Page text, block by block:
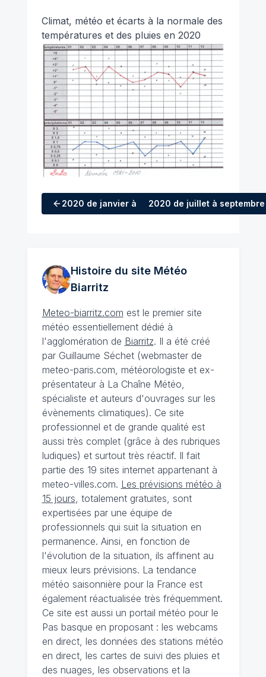
Climat, météo et écarts à la normale des
températures et des pluies en 2020
2020 de janvier à mars2020 de juillet à septembre
Histoire du site Météo
Biarritz
Meteo-biarritz.com est le premier site
météo essentiellement dédié à
l'agglomération de Biarritz. Il a été créé
par Guillaume Séchet (webmaster de
meteo-paris.com, météorologiste et ex-
présentateur à La Chaîne Météo,
spécialiste et auteurs d'ouvrages sur les
évènements climatiques). Ce site
professionnel et de grande qualité est
aussi très complet (grâce à des rubriques
ludiques) et surtout très réactif. Il fait
partie des 19 sites internet appartenant à
meteo-villes.com. Les prévisions météo à
15 jours, totalement gratuites, sont
expertisées par une équipe de
professionnels qui suit la situation en
permanence. Ainsi, en fonction de
l'évolution de la situation, ils affinent au
mieux leurs prévisions. La tendance
météo saisonnière pour la France est
également réactualisée très fréquemment.
Ce site est aussi un portail météo pour le
Pas basque en proposant : les webcams
en direct, les données des stations météo
en direct, les cartes de suivi des pluies et
des nuages, les observations et la